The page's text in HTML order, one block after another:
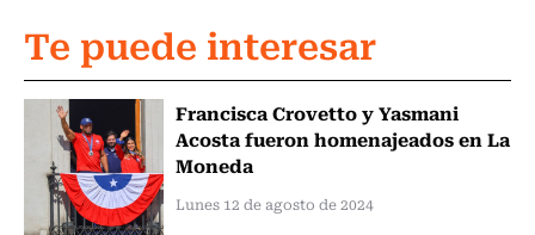
Te puede interesar
Francisca Crovetto y Yasmani
Acosta fueron homenajeados en La
Moneda
Lunes 12 de agosto de 2024